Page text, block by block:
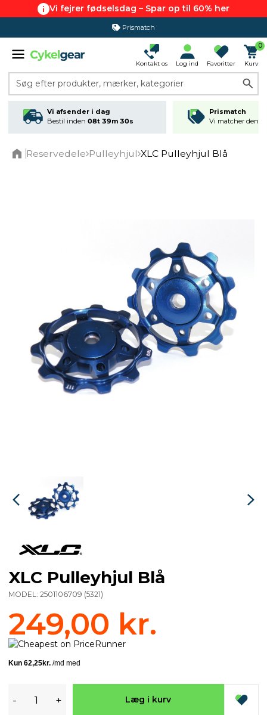
Vi fejrer fødselsdag – Spar op til 60% her
Prismatch
365 dages returret
Kontakt os Log ind Favoritter
0
Kurv
Søg efter produkter, mærker, kategorier
Vi afsender i dag
Bestil inden 08t 39m 30s
Prismatch
Vi matcher den
Reservedele Pulleyhjul XLC Pulleyhjul Blå
XLC Pulleyhjul Blå
MODEL: 2501106709 (5321)
249,00 kr.
- + Læg i kurv